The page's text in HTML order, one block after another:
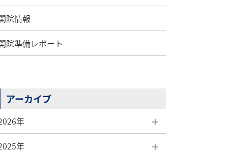
院情報
院準備レポート
アーカイブ
年
8月(1)
年